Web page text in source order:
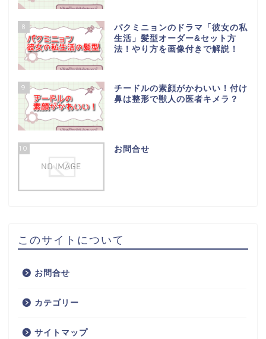
8
パクミニョンのドラマ「彼女の私
生活」髪型オーダー&セット方
法！やり方を画像付きで解説！
9
チードルの素顔がかわいい！付け
鼻は整形で獣人の医者キメラ？
10 お問合せ
このサイトについて
お問合せ
カテゴリー
サイトマップ